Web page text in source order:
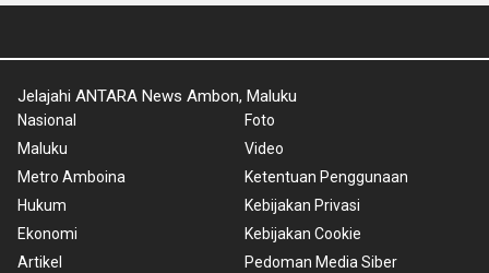
Jelajahi ANTARA News Ambon, Maluku
Nasional
Maluku
Metro Amboina
Hukum
Ekonomi
Artikel
Foto
Video
Ketentuan Penggunaan
Kebijakan Privasi
Kebijakan Cookie
Pedoman Media Siber